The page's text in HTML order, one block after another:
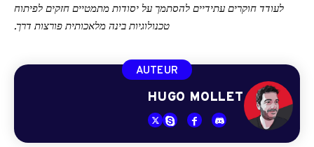
לעודד חוקרים עתידיים להסתמך על יסודות מתמטיים חזקים לפיתוח
טכנולוגיות בינה מלאכותית פורצות דרך.
AUTEUR
HUGO MOLLET